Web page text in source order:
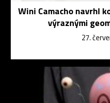
Wini Camacho navrhl
výraznými
27.